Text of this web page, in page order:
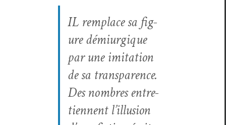
IL rem­place sa fig­
ure démi­urgique
par une imi­ta­tion
de sa trans­parence.
Des nom­bres entre­
ti­en­nent l’illusion